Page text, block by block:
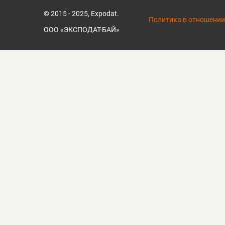
© 2015 - 2025, Expodat.
ООО «ЭКСПОДАТ-БАЙ»
Политика в